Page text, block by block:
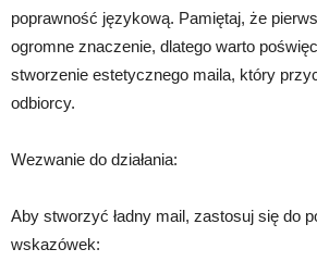
poprawność językową. Pamiętaj, że
ogromne znaczenie, dlatego warto
stworzenie estetycznego maila, który
odbiorcy.
Wezwanie do działania:
Aby stworzyć ładny mail, zastosuj się do
wskazówek: